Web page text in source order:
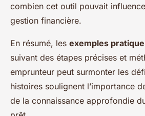
combien cet outil pouvait
gestion financière.
En résumé, les exemples
suivant des étapes précises et
emprunteur peut surmonter les
histoires soulignent l’importance
de la connaissance approfondie